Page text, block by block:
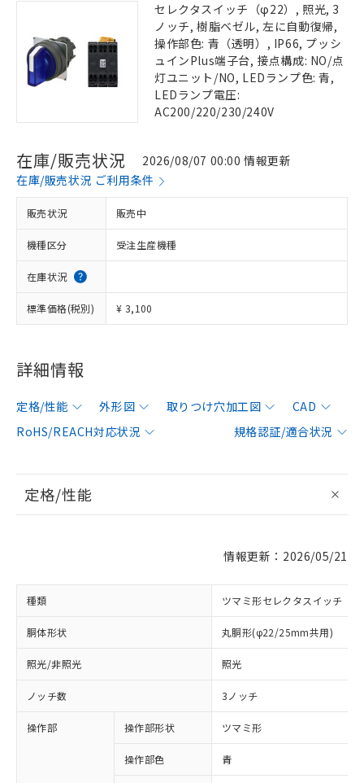
セレクタスイッチ（φ22）, 照光, 3
ノッチ, 樹脂ベゼル, 左に自動復帰,
操作部色: 青（透明）, IP66, プッシ
ュインPlus端子台, 接点構成: NO/点
灯ユニット/NO, LEDランプ色: 青,
LEDランプ電圧:
AC200/220/230/240V
在庫/販売状況
2026/08/07 00:00 情報更新
在庫/販売状況 ご利用条件
販売状況 販売中
機種区分 受注生産機種
在庫状況
標準価格(税別) ¥ 3,100
詳細情報
定格/性能 外形図 取りつけ穴加工図
CAD
RoHS/REACH対応状況
規格認証/適合状況
定格/性能
情報更新：2026/05/21
種類 ツマミ形セレクタスイッチ
胴体形状 丸胴形(φ22/25mm共用)
照光/非照光 照光
ノッチ数 3ノッチ
操作部 操作部形状 ツマミ形
操作部色 青